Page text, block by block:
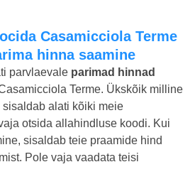
hinna saamine
parvlaevale parimad hinnad
Terme. Ükskõik milline
sisaldab alati kõiki meie
otsida allahindluse koodi. Kui
sisaldab teie praamide hind
Pole vaja vaadata teisi